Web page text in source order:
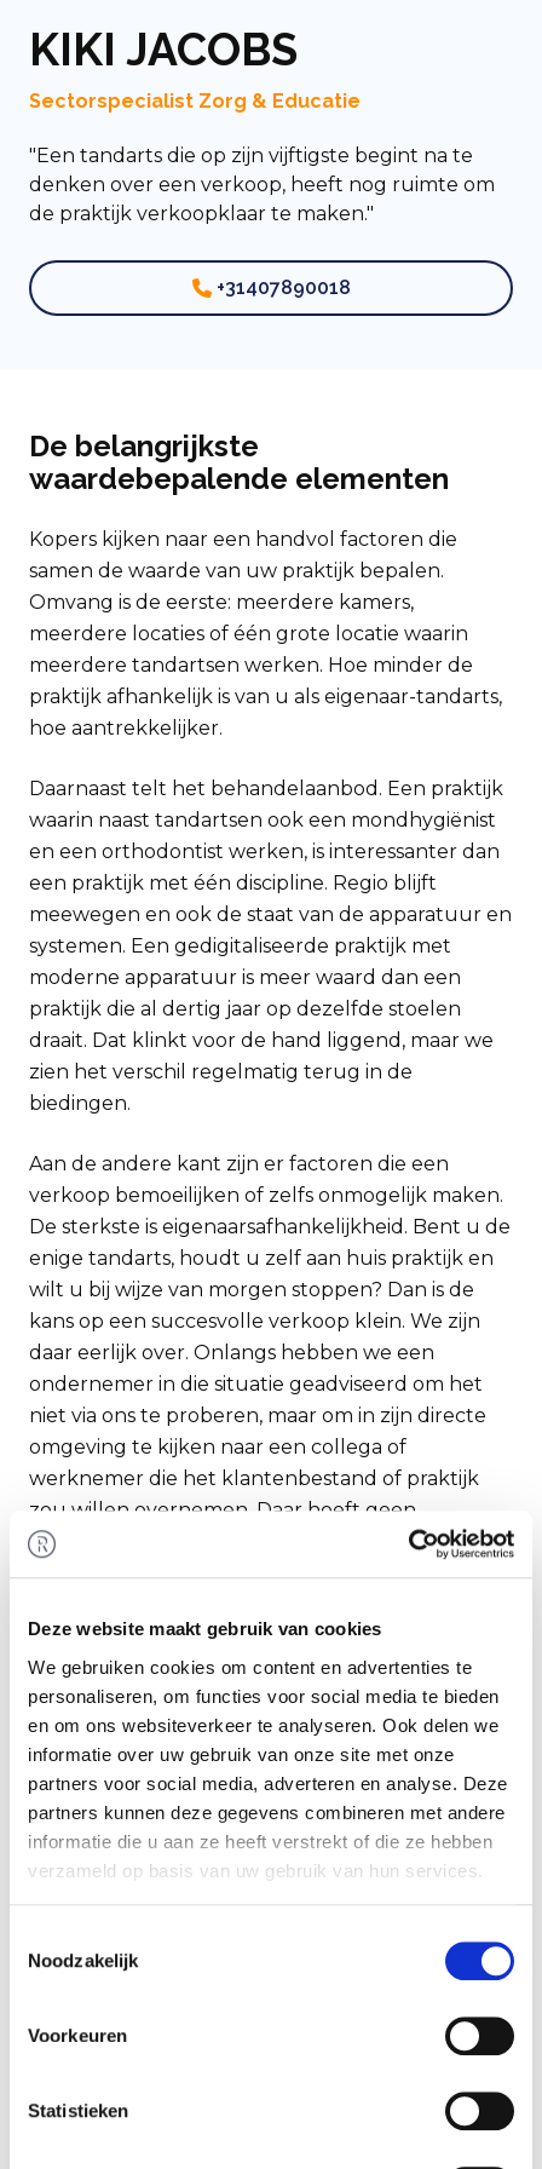
Deze website maakt gebruik van cookies
We gebruiken cookies om content en advertenties te
personaliseren, om functies voor social media te bieden
en om ons websiteverkeer te analyseren. Ook delen we
informatie over uw gebruik van onze site met onze
partners voor social media, adverteren en analyse. Deze
partners kunnen deze gegevens combineren met andere
informatie die u aan ze heeft verstrekt of die ze hebben
verzameld op basis van uw gebruik van hun services.
Noodzakelijk
Voorkeuren
Statistieken
KIKI JACOBS
Sectorspecialist Zorg & Educatie
"Een tandarts die op zijn vijftigste begint na te
denken over een verkoop, heeft nog ruimte om
de praktijk verkoopklaar te maken."
+31407890018
De belangrijkste
waardebepalende elementen
Kopers kijken naar een handvol factoren die
samen de waarde van uw praktijk bepalen.
Omvang is de eerste: meerdere kamers,
meerdere locaties of één grote locatie waarin
meerdere tandartsen werken. Hoe minder de
praktijk afhankelijk is van u als eigenaar-tandarts,
hoe aantrekkelijker.
Daarnaast telt het behandelaanbod. Een praktijk
waarin naast tandartsen ook een mondhygiënist
en een orthodontist werken, is interessanter dan
een praktijk met één discipline. Regio blijft
meewegen en ook de staat van de apparatuur en
systemen. Een gedigitaliseerde praktijk met
moderne apparatuur is meer waard dan een
praktijk die al dertig jaar op dezelfde stoelen
draait. Dat klinkt voor de hand liggend, maar we
zien het verschil regelmatig terug in de
biedingen.
Aan de andere kant zijn er factoren die een
verkoop bemoeilijken of zelfs onmogelijk maken.
De sterkste is eigenaarsafhankelijkheid. Bent u de
enige tandarts, houdt u zelf aan huis praktijk en
wilt u bij wijze van morgen stoppen? Dan is de
kans op een succesvolle verkoop klein. We zijn
daar eerlijk over. Onlangs hebben we een
ondernemer in die situatie geadviseerd om het
niet via ons te proberen, maar om in zijn directe
omgeving te kijken naar een collega of
werknemer die het klantenbestand of praktijk
zou willen overnemen. Daar hoeft geen
uitgebreide waardering aan te pas te komen. Dan
gaat het om de vraag: zijn beide partijen
Wie over drie tot vijf jaar wil verkopen en nu nog
in die categorie valt, kan aan een aantal van deze
punten werken. Een tweede tandarts aannemen
vermindert de afhankelijkheid. Investeren in
systemen en apparatuur vergroot de
aantrekkingskracht. Dat zijn geen grote
strategische operaties; het zijn keuzes die u toch
al overweegt, maar die in het licht van een
opleveren.
doorgaans uitgedrukt in een multiple op de
EBITDA. Voor een individuele praktijk met enige